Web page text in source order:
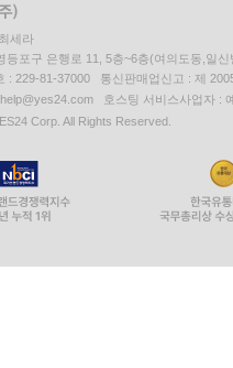
세라
등포구 은행로 11, 5층~6층(여의도동,일신
: 229-81-37000 통신판매업신고 : 제
호스팅 서비스사업자 :
Corp. All Rights Reserved.